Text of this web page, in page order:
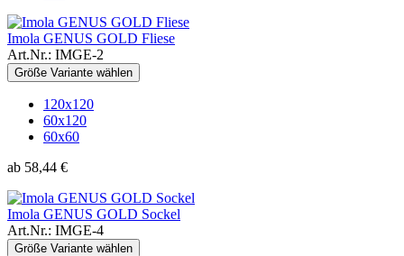
Imola GENUS GOLD Fliese
Art.Nr.: IMGE-2
Größe Variante wählen
120x120
60x120
60x60
ab 58,44 €
Imola GENUS GOLD Sockel
Art.Nr.: IMGE-4
Größe Variante wählen